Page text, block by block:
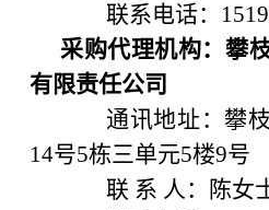
联系电话：
采购代理机构： 攀
有限责任公司
通讯地址：攀
14号5栋三单元5楼9号
联 系 人：
陈女